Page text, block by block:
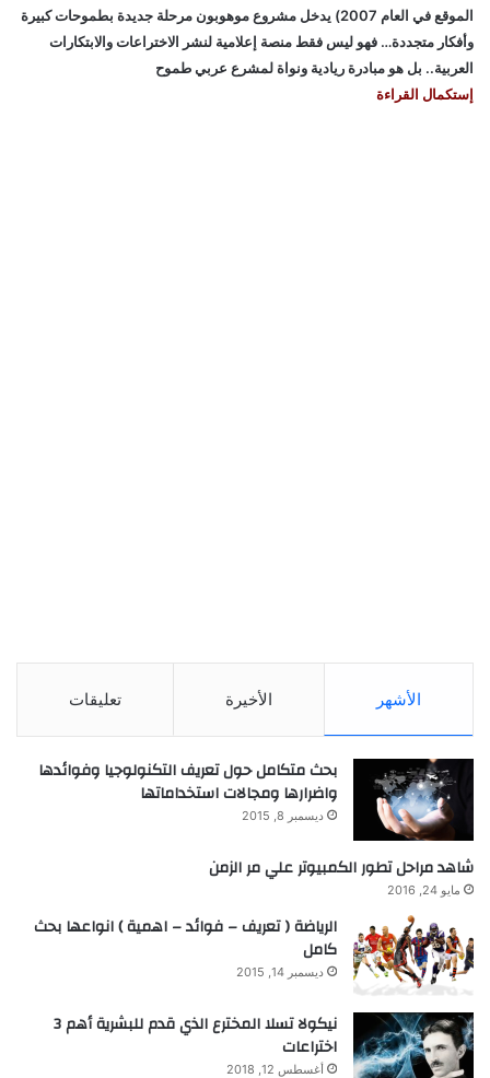
الموقع في العام 2007) يدخل مشروع موهوبون مرحلة جديدة بطموحات كبيرة
وأفكار متجددة… فهو ليس فقط منصة إعلامية لنشر الاختراعات والابتكارات
العربية.. بل هو مبادرة ريادية ونواة لمشرع عربي طموح
إستكمال القراءة
الأشهر الأخيرة تعليقات
بحث متكامل حول تعريف التكنولوجيا وفوائدها
واضرارها ومجالات استخداماتها
ديسمبر 8, 2015
شاهد مراحل تطور الكمبيوتر علي مر الزمن
مايو 24, 2016
الرياضة ( تعريف – فوائد – اهمية ) انواعها بحث
كامل
ديسمبر 14, 2015
نيكولا تسلا المخترع الذي قدم للبشرية أهم 3
اختراعات
أغسطس 12, 2018